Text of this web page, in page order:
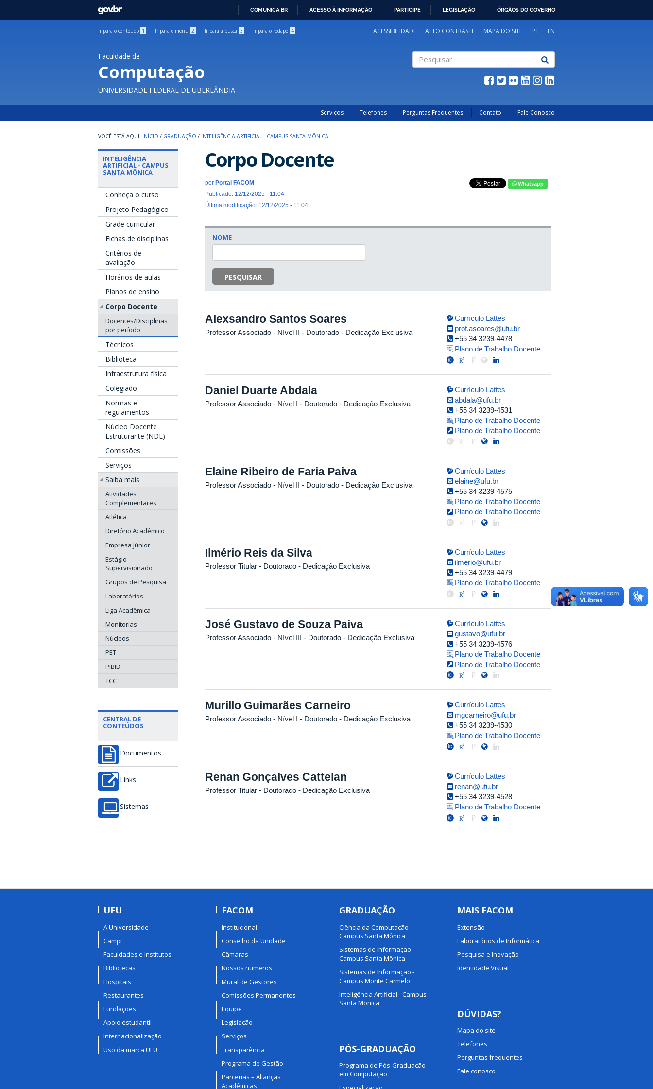
GOVBR
COMUNICA BR ACESSO À INFORMAÇÃO PARTICIPE LEGISLAÇÃO ÓRGÃOS DO GOVERNO
Ir para o conteúdo 1 Ir para o menu 2 Ir para a busca 3 Ir para o rodapé 4 PT EN
ACESSIBILIDADE ALTO CONTRASTE MAPA DO SITE
Faculdade de
Computação
UNIVERSIDADE FEDERAL DE UBERLÂNDIA
Serviços Telefones Perguntas Frequentes Contato Fale Conosco
INÍCIO / GRADUAÇÃO / INTELIGÊNCIA ARTIFICIAL - CAMPUS SANTA MÔNICA
INTELIGÊNCIA
ARTIFICIAL - CAMPUS
SANTA MÔNICA
Conheça o curso
Projeto Pedagógico
Grade curricular
Fichas de disciplinas
Critérios de
avaliação
Horários de aulas
Planos de ensino
Corpo Docente
Docentes/Disciplinas
por período
Técnicos
Biblioteca
Infraestrutura física
Colegiado
Normas e
regulamentos
Núcleo Docente
Estruturante (NDE)
Comissões
Serviços
Saiba mais
Atividades
Complementares
Atlética
Diretório Acadêmico
Empresa Júnior
Estágio
Supervisionado
Grupos de Pesquisa
Laboratórios
Liga Acadêmica
Monitorias
Núcleos
PET
PIBID
TCC
CENTRAL DE
CONTEÚDOS
Documentos
Links
Sistemas
Corpo Docente
por Portal FACOM
Publicado: 12/12/2025 - 11:04
Última modificação: 12/12/2025 - 11:04
Whatsapp
NOME
PESQUISAR
Alexsandro Santos Soares
Professor Associado - Nível II - Doutorado - Dedicação Exclusiva
Currículo Lattes
prof.asoares@ufu.br
+55 34 3239-4478
Plano de Trabalho Docente
Daniel Duarte Abdala
Professor Associado - Nível I - Doutorado - Dedicação Exclusiva
Currículo Lattes
abdala@ufu.br
+55 34 3239-4531
Plano de Trabalho Docente
Plano de Trabalho Docente
Elaine Ribeiro de Faria Paiva
Professor Associado - Nível II - Doutorado - Dedicação Exclusiva
Currículo Lattes
elaine@ufu.br
+55 34 3239-4575
Plano de Trabalho Docente
Plano de Trabalho Docente
Ilmério Reis da Silva
Professor Titular - Doutorado - Dedicação Exclusiva
Currículo Lattes
ilmerio@ufu.br
+55 34 3239-4479
Plano de Trabalho Docente
José Gustavo de Souza Paiva
Professor Associado - Nível III - Doutorado - Dedicação Exclusiva
Currículo Lattes
gustavo@ufu.br
+55 34 3239-4576
Plano de Trabalho Docente
Plano de Trabalho Docente
Murillo Guimarães Carneiro
Professor Associado - Nível I - Doutorado - Dedicação Exclusiva
Currículo Lattes
mgcarneiro@ufu.br
+55 34 3239-4530
Plano de Trabalho Docente
Renan Gonçalves Cattelan
Professor Titular - Doutorado - Dedicação Exclusiva
Currículo Lattes
renan@ufu.br
+55 34 3239-4528
Plano de Trabalho Docente
UFU
A Universidade
Campi
Faculdades e Institutos
Bibliotecas
Hospitais
Restaurantes
Fundações
Apoio estudantil
Internacionalização
Uso da marca UFU
FACOM
Institucional
Conselho da Unidade
Câmaras
Nossos números
Mural de Gestores
Comissões Permanentes
Equipe
Legislação
Serviços
Transparência
Programa de Gestão
Parcerias – Alianças
Acadêmicas
GRADUAÇÃO
Ciência da Computação -
Campus Santa Mônica
Sistemas de Informação -
Campus Santa Mônica
Sistemas de Informação -
Campus Monte Carmelo
Inteligência Artificial - Campus
Santa Mônica
PÓS-GRADUAÇÃO
Programa de Pós-Graduação
em Computação
MAIS FACOM
Extensão
Laboratórios de Informática
Pesquisa e Inovação
Identidade Visual
DÚVIDAS?
Mapa do site
Telefones
Perguntas frequentes
Fale conosco